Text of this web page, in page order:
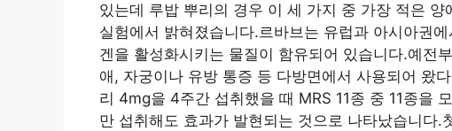
있는데 루밥 뿌리의 경우 이 세 가지 중 가장 적은
실험에서 밝혀졌습니다.르바브는 유럽과 아시아권
겐을 활성화시키는 물질이 함유되어 있습니다.예전
애, 자궁이나 유방 통증 등 다방면에서 사용되어 왔
리 4mg을 4주간 섭취했을 때 MRS 11종 중 11종을
만 섭취해도 효과가 발현되는 것으로 나타났습니다